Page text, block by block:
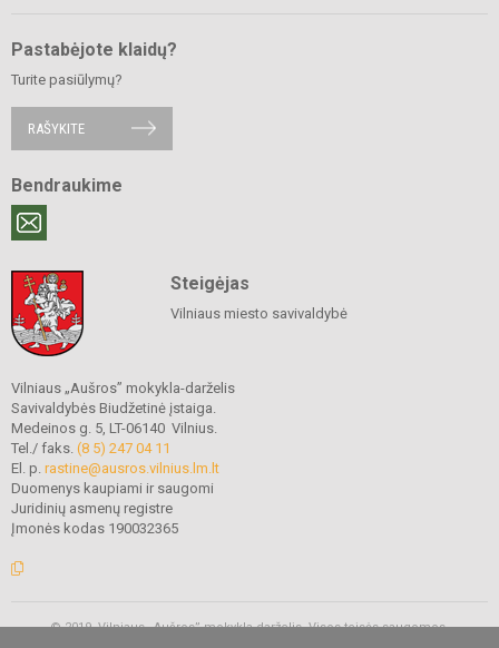
Pastabėjote klaidų?
Turite pasiūlymų?
RAŠYKITE
Bendraukime
Steigėjas
Vilniaus miesto savivaldybė
Vilniaus „Aušros” mokykla-darželis
Savivaldybės Biudžetinė įstaiga.
Medeinos g. 5, LT-06140 Vilnius.
Tel./ faks. (8 5) 247 04 11
El. p. rastine@ausros.vilnius.lm.lt
Duomenys kaupiami ir saugomi
Juridinių asmenų registre
Įmonės kodas 190032365
© 2019. Vilniaus „Aušros” mokykla-darželis. Visos teisės saugomos.